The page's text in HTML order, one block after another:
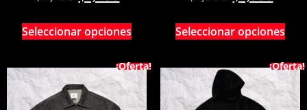
Seleccionar opciones Seleccionar opciones
¡Oferta! ¡Oferta!